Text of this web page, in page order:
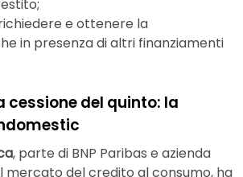
e ottenere la
in presenza di altri finanziamenti
cessione del quinto: la
, parte di BNP Paribas e azienda
mercato del credito al consumo, ha